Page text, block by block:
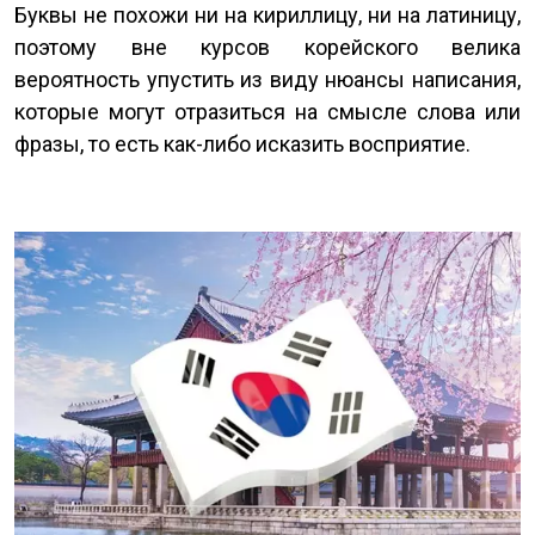
Буквы не похожи ни на кириллицу, ни на латиницу,
поэтому вне курсов корейского велика
вероятность упустить из виду нюансы написания,
которые могут отразиться на смысле слова или
фразы, то есть как-либо исказить восприятие.